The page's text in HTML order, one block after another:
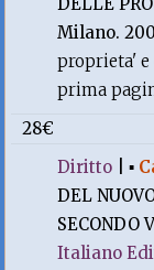
Milano.
proprieta'
prima
28€
Diritto |▪
DEL
SECONDO
Italiano